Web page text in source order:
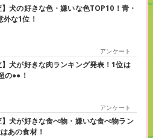
】犬の好きな色・嫌いな色TOP10！青・
な1位！
アンケート
】犬が好きな肉ランキング発表！1位は
の●●！
アンケート
】犬が好きな食べ物・嫌いな食べ物ラン
あの食材！